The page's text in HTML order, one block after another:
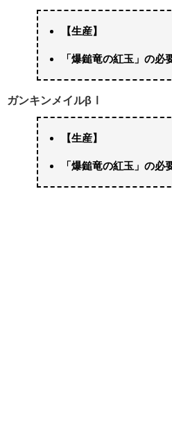
【生産】
「爆鎚竜の紅玉」の必
ガンキンメイルβⅠ
【生産】
「爆鎚竜の紅玉」の必